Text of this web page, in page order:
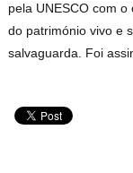
pela UNESCO com
do património vivo e
salvaguarda. Foi